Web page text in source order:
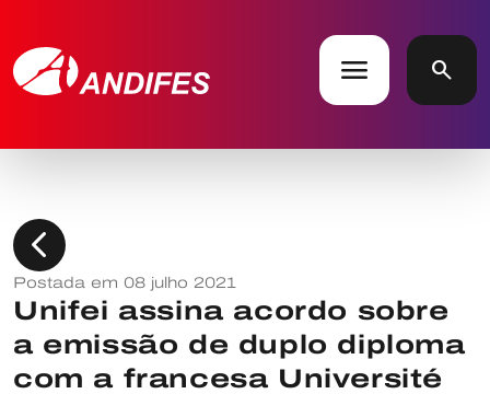
menu search
chevron_left
Postada em 08 julho 2021
Unifei assina acordo sobre
a emissão de duplo diploma
com a francesa Université